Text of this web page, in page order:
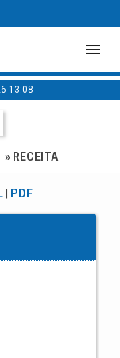
13:08
» RECEITA
| PDF